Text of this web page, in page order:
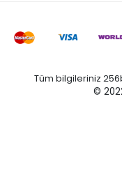
Tüm bilgileriniz
©